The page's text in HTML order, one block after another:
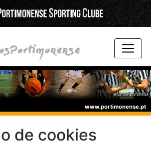
www.portimonense.pt
de cookies